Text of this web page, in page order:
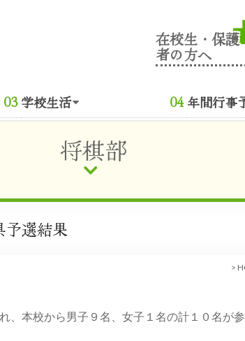
在校生・保護
者の方へ
学校生活 年間行事
将棋部
選結果
>
本校から男子９名、女子１名の計１０名が